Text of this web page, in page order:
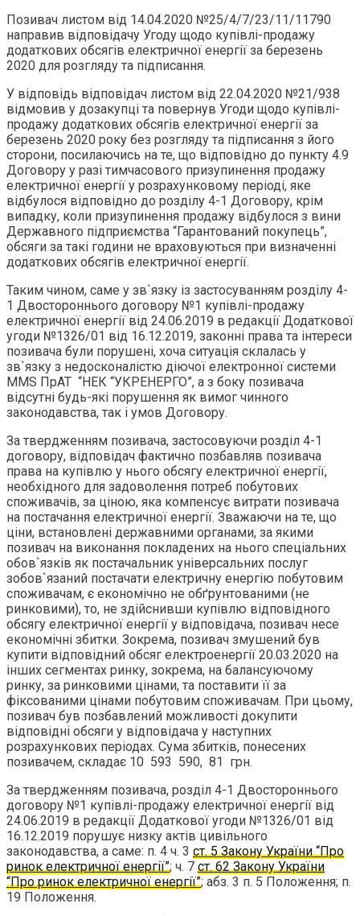
Позивач листом від 14.04.2020 №25/4/7/23/11/11790
направив відповідачу Угоду щодо купівлі-продажу
додаткових обсягів електричної енергії за березень
2020 для розгляду та підписання.
У відповідь відповідач листом від 22.04.2020 №21/938
відмовив у дозакупці та повернув Угоди щодо купівлі-
продажу додаткових обсягів електричної енергії за
березень 2020 року без розгляду та підписання з його
сторони, посилаючись на те, що відповідно до пункту 4.9
Договору у разі тимчасового призупинення продажу
електричної енергії у розрахунковому періоді, яке
відбулося відповідно до розділу 4-1 Договору, крім
випадку, коли призупинення продажу відбулося з вини
Державного підприємства “Гарантований покупець”,
обсяги за такі години не враховуються при визначенні
додаткових обсягів електричної енергії.
Таким чином, саме у зв`язку із застосуванням розділу 4-
1 Двостороннього договору №1 купівлі-продажу
електричної енергії від 24.06.2019 в редакції Додаткової
угоди №1326/01 від 16.12.2019, законні права та інтереси
позивача були порушені, хоча ситуація склалась у
зв`язку з недосконалістю діючої електронної системи
MMS ПрАТ “НЕК “УКРЕНЕРГО”, а з боку позивача
відсутні будь-які порушення як вимог чинного
законодавства, так і умов Договору.
За твердженням позивача, застосовуючи розділ 4-1
договору, відповідач фактично позбавляв позивача
права на купівлю у нього обсягу електричної енергії,
необхідного для задоволення потреб побутових
споживачів, за ціною, яка компенсує витрати позивача
на постачання електричної енергії. Зважаючи на те, що
ціни, встановлені державними органами, за якими
позивач на виконання покладених на нього спеціальних
обов`язків як постачальник універсальних послуг
зобов`язаний постачати електричну енергію побутовим
споживачам, є економічно не обґрунтованими (не
ринковими), то, не здійснивши купівлю відповідного
обсягу електричної енергії у відповідача, позивач несе
економічні збитки. Зокрема, позивач змушений був
купити відповідний обсяг електроенергії 20.03.2020 на
інших сегментах ринку, зокрема, на балансуючому
ринку, за ринковими цінами, та поставити її за
фіксованими цінами побутовим споживачам. При цьому,
позивач був позбавлений можливості докупити
відповідні обсяги у відповідача у наступних
розрахункових періодах. Сума збитків, понесених
позивачем, складає 10 593 590, 81 грн.
За твердженням позивача, розділ 4-1 Двостороннього
договору №1 купівлі-продажу електричної енергії від
24.06.2019 в редакції Додаткової угоди №1326/01 від
16.12.2019 порушує низку актів цивільного
законодавства, а саме: п. 4 ч. 3 ст. 5 Закону України “Про
ринок електричної енергії”; ч. 7 ст. 62 Закону України
“Про ринок електричної енергії”; абз. 3 п. 5 Положення; п.
19 Положення.